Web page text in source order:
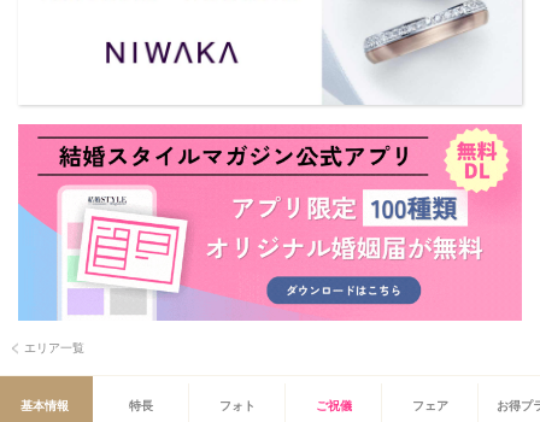
エリア一覧
基本情報 特長 フォト ご祝儀 フェア お得プ